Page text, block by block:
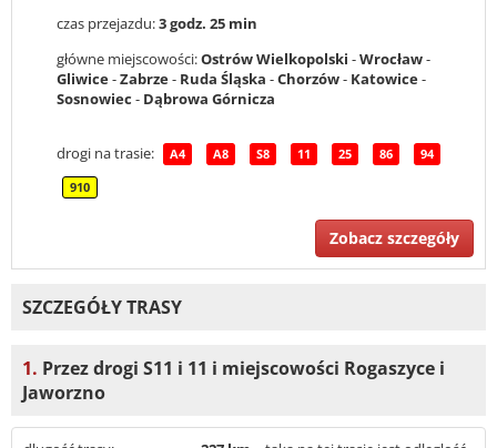
czas przejazdu:3 godz. 25 min
główne miejscowości:Ostrów Wielkopolski -Wrocław-
Gliwice-Zabrze- Ruda Śląska -Chorzów- Katowice-
Sosnowiec - Dąbrowa Górnicza
drogi na trasie: A4 A8 S8 11 25 86 94
910
Zobacz szczegóły
SZCZEGÓŁY TRASY
1. Przez drogi S11 i 11 i miejscowości Rogaszyce i
Jaworzno